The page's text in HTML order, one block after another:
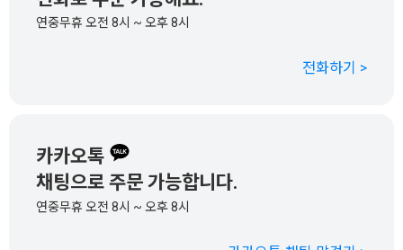
연중무휴 오전 8시 ~ 오후 8시
전화하기 >
카카오톡
채팅으로 주문 가능합니다.
연중무휴 오전 8시 ~ 오후 8시